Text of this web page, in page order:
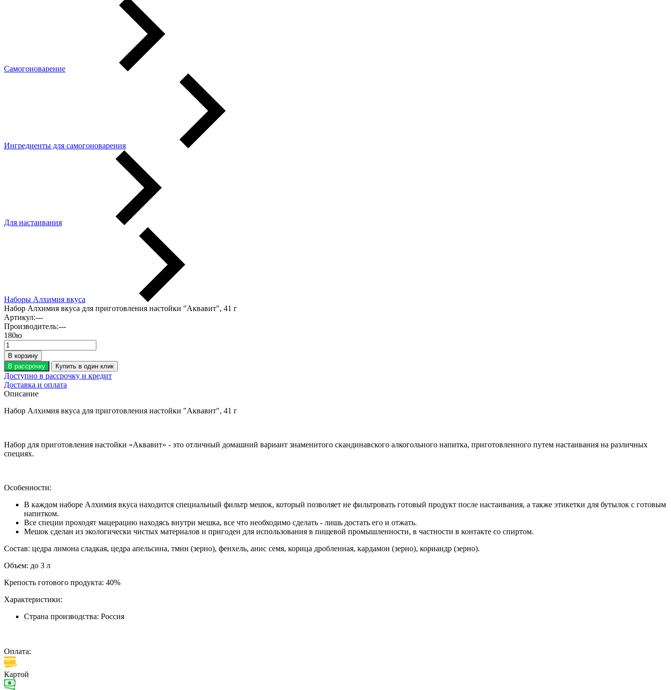
Самогоноварение
Ингредиенты для самогоноварения
Для настаивания
Наборы Алхимия вкуса
Набор Алхимия вкуса для приготовления настойки "Аквавит", 41 г
Артикул:---
Производитель:---
180ю
В корзину
В рассрочку
Купить в один клик
Доступно в рассрочку и кредит
Доставка и оплата
Описание
Набор Алхимия вкуса для приготовления настойки "Аквавит", 41 г
Набор для приготовления настойки «Аквавит» - это отличный домашний вариант знаменитого скандинавского алкогольного напитка, приготовленного путем настаивания на различных
специях.
Особенности:
В каждом наборе Алхимия вкуса находится специальный фильтр мешок, который позволяет не фильтровать готовый продукт после настаивания, а также этикетки для бутылок с готовым
напитком.
Все специи проходят мацерацию находясь внутри мешка, все что необходимо сделать - лишь достать его и отжать.
Мешок сделан из экологически чистых материалов и пригоден для использования в пищевой промышленности, в частности в контакте со спиртом.
Состав: цедра лимона сладкая, цедра апельсина, тмин (зерно), фенхель, анис семя, корица дробленная, кардамон (зерно), кориандр (зерно).
Объем: до 3 л
Крепость готового продукта: 40%
Характеристики:
Страна производства: Россия
Оплата:
Картой